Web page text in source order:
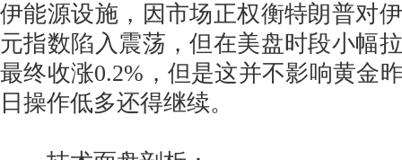
伊能源设施，因市场正权衡特朗普对
元指数陷入震荡，但在美盘时段小幅
最终收涨0.2%，但是这并不影响黄金
日操作低多还得继续。